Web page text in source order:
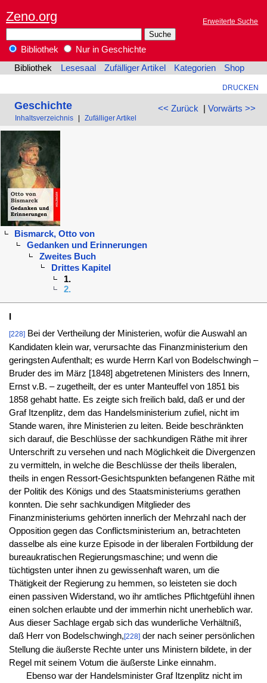
Zeno.org Erweiterte Suche
Bibliothek
Nur in Geschichte
Bibliothek
Lesesaal Zufälliger Artikel Kategorien Shop
DRUCKEN
<< Zurück | Vorwärts >>
Geschichte
Inhaltsverzeichnis Zufälliger Artikel
Bismarck, Otto von
Gedanken und Erinnerungen
Zweites Buch
Drittes Kapitel
1.
2.
[228]Bei der Vertheilung der Ministerien, wofür die Auswahl an
Kandidaten klein war, verursachte das Finanzministerium den
geringsten Aufenthalt; es wurde Herrn Karl von Bodelschwingh –
Bruder des im März [1848] abgetretenen Ministers des Innern,
Ernst v.B. – zugetheilt, der es unter Manteuffel von 1851 bis
1858 gehabt hatte. Es zeigte sich freilich bald, daß er und der
Graf Itzenplitz, dem das Handelsministerium zufiel, nicht im
Stande waren, ihre Ministerien zu leiten. Beide beschränkten
sich darauf, die Beschlüsse der sachkundigen Räthe mit ihrer
Unterschrift zu versehen und nach Möglichkeit die Divergenzen
zu vermitteln, in welche die Beschlüsse der theils liberalen,
theils in engen Ressort-Gesichtspunkten befangenen Räthe mit
der Politik des Königs und des Staatsministeriums gerathen
konnten. Die sehr sachkundigen Mitglieder des
Finanzministeriums gehörten innerlich der Mehrzahl nach der
Opposition gegen das Conflictsministerium an, betrachteten
dasselbe als eine kurze Episode in der liberalen Fortbildung der
bureaukratischen Regierungsmaschine; und wenn die
tüchtigsten unter ihnen zu gewissenhaft waren, um die
Thätigkeit der Regierung zu hemmen, so leisteten sie doch
einen passiven Widerstand, wo ihr amtliches Pflichtgefühl ihnen
einen solchen erlaubte und der immerhin nicht unerheblich war.
Aus dieser Sachlage ergab sich das wunderliche Verhältniß,
daß Herr von Bodelschwingh,[228]der nach seiner persönlichen
Stellung die äußerste Rechte unter uns Ministern bildete, in der
Regel mit seinem Votum die äußerste Linke einnahm.
Ebenso war der Handelsminister Graf Itzenplitz nicht im